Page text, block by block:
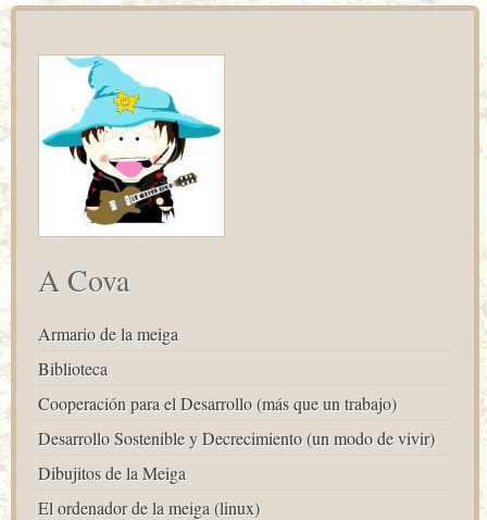
A Cova
Armario de la meiga
Biblioteca
Cooperación para el Desarrollo (más que un trabajo)
Desarrollo Sostenible y Decrecimiento (un modo de vivir)
Dibujitos de la Meiga
El ordenador de la meiga (linux)